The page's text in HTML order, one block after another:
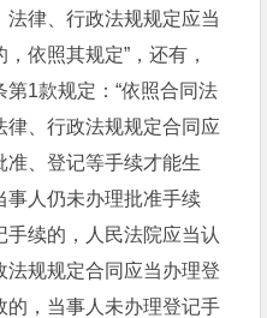
法律、行政法规规定应当
依照其规定”，还有，
第1款规定：“依照合同法
、行政法规规定合同应
准、登记等手续才能生
事人仍未办理批准手续
续的，人民法院应当认
法规规定合同应当办理登
的，当事人未办理登记手